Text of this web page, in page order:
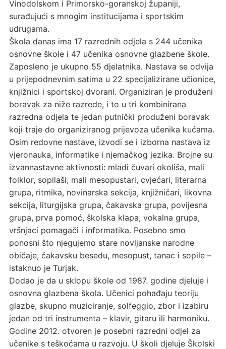
Vinodolskom i Primorsko-goranskoj županiji,
surađujući s mnogim institucijama i sportskim
udrugama.
Škola danas ima 17 razrednih odjela s 244 učenika
osnovne škole i 47 učenika osnovne glazbene škole.
Zaposleno je ukupno 55 djelatnika. Nastava se odvija
u prijepodnevnim satima u 22 specijalizirane učionice,
knjižnici i sportskoj dvorani. Organiziran je produženi
boravak za niže razrede, i to u tri kombinirana
razredna odjela te jedan putnički produženi boravak
koji traje do organiziranog prijevoza učenika kućama.
Osim redovne nastave, izvodi se i izborna nastava iz
vjeronauka, informatike i njemačkog jezika. Brojne su
izvannastavne aktivnosti: mladi čuvari okoliša, mali
folklor, sopilaši, mali mesopustari, cvjećari, literarna
grupa, ritmika, novinarska sekcija, knjižničari, likovna
sekcija, liturgijska grupa, čakavska grupa, povijesna
grupa, prva pomoć, školska klapa, vokalna grupa,
vršnjaci pomagači i informatika. Posebno smo
ponosni što njegujemo stare novljanske narodne
običaje, čakavsku besedu, mesopust, tanac i sopile –
istaknuo je Turjak.
Dodao je da u sklopu škole od 1987. godine djeluje i
osnovna glazbena škola. Učenici pohađaju teoriju
glazbe, skupno muziciranje, solfeggio, zbor i izabiru
jedan od tri instrumenta – klavir, gitaru ili harmoniku.
Godine 2012. otvoren je posebni razredni odjel za
učenike s teškoćama u razvoju. U školi djeluje Školski